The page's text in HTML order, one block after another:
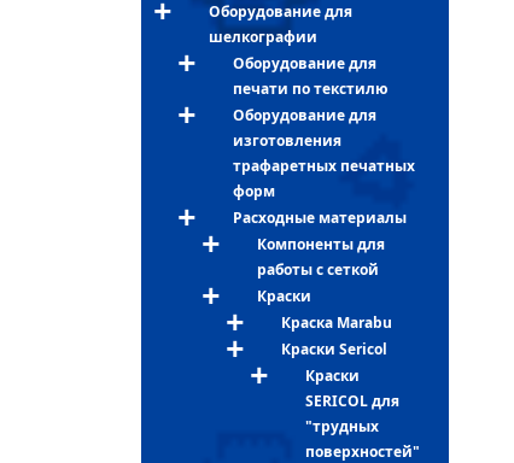
Оборудование для
шелкографии
Оборудование для
печати по текстилю
Оборудование для
изготовления
трафаретных печатных
форм
Расходные материалы
Компоненты для
работы с сеткой
Краски
Краска Marabu
Краски Sericol
Краски
SERICOL для
"трудных
поверхностей"